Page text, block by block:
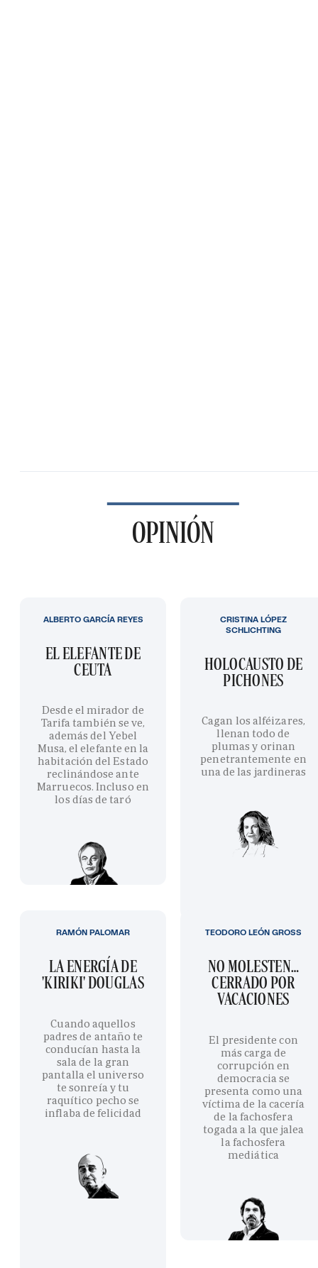
OPINIÓN
EL ELEFANTE DE
CEUTA
Desde el mirador de
Tarifa también se ve,
además del Yebel
Musa, el elefante en la
habitación del Estado
reclinándose ante
Marruecos. Incluso en
los días de taró
ALBERTO GARCÍA REYES
HOLOCAUSTO DE
PICHONES
Cagan los alféizares,
llenan todo de
plumas y orinan
penetrantemente en
una de las jardineras
CRISTINA LÓPEZ
SCHLICHTING
LA ENERGÍA DE
'KIRIKI' DOUGLAS
Cuando aquellos
padres de antaño te
conducían hasta la
sala de la gran
pantalla el universo
te sonreía y tu
raquítico pecho se
inflaba de felicidad
RAMÓN PALOMAR
NO MOLESTEN…
CERRADO POR
VACACIONES
El presidente con
más carga de
corrupción en
democracia se
presenta como una
víctima de la cacería
de la fachosfera
togada a la que jalea
la fachosfera
mediática
TEODORO LEÓN GROSS